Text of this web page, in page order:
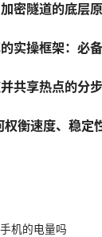
密隧道的底层
实操框架：必
共享热点的分
衡速度、稳定
机的电量吗